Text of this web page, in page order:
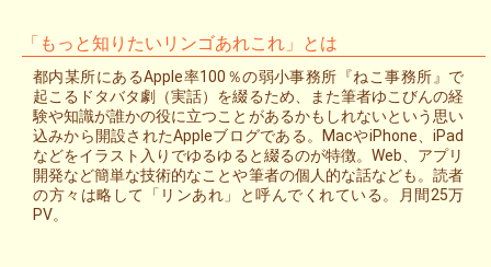
「もっと知りたいリンゴあれこれ」とは
都内某所にあるApple率100％の弱小事務所『ねこ事務所』で
起こるドタバタ劇（実話）を綴るため、また筆者ゆこびんの経
験や知識が誰かの役に立つことがあるかもしれないという思い
込みから開設されたAppleブログである。MacやiPhone、iPad
などをイラスト入りでゆるゆると綴るのが特徴。Web、アプリ
開発など簡単な技術的なことや筆者の個人的な話なども。読者
の方々は略して「リンあれ」と呼んでくれている。月間25万
PV。